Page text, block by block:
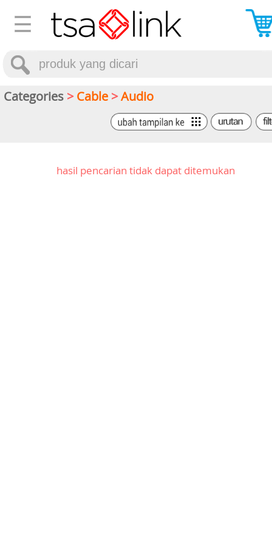
Categories > Cable >Audio
hasil pencarian tidak dapat ditemukan